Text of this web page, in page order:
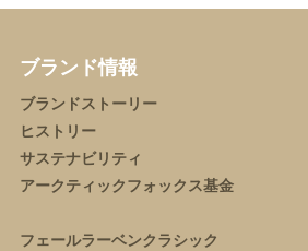
ブランド情報
ブランドストーリー
ヒストリー
サステナビリティ
アークティックフォックス基金
フェールラーベンクラシック